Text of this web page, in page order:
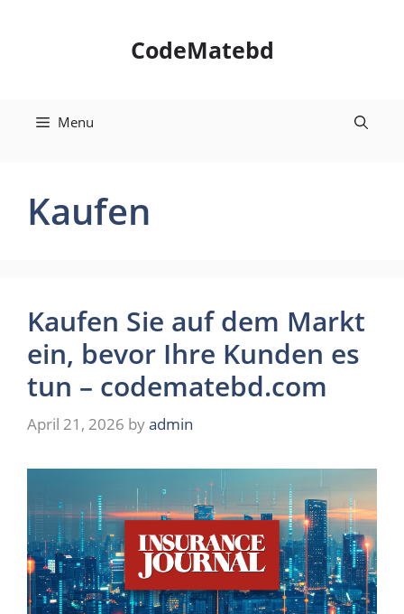
CodeMatebd
Menu
Kaufen
Kaufen Sie auf dem Markt
ein, bevor Ihre Kunden es
tun – codematebd.com
April 21, 2026 byadmin